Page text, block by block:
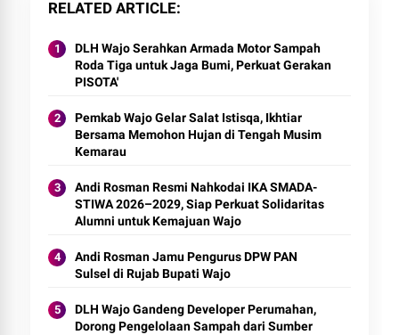
RELATED ARTICLE
DLH Wajo Serahkan Armada Motor Sampah
Roda Tiga untuk Jaga Bumi, Perkuat Gerakan
PISOTA'
Pemkab Wajo Gelar Salat Istisqa, Ikhtiar
Bersama Memohon Hujan di Tengah Musim
Kemarau
Andi Rosman Resmi Nahkodai IKA SMADA-
STIWA 2026–2029, Siap Perkuat Solidaritas
Alumni untuk Kemajuan Wajo
Andi Rosman Jamu Pengurus DPW PAN
Sulsel di Rujab Bupati Wajo
DLH Wajo Gandeng Developer Perumahan,
Dorong Pengelolaan Sampah dari Sumber